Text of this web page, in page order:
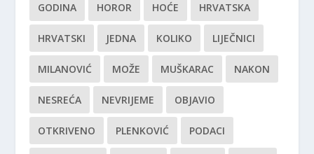
GODINA HOROR HOĆE HRVATSKA
HRVATSKI JEDNA KOLIKO LIJEČNICI
MILANOVIĆ MOŽE MUŠKARAC NAKON
NESREĆA NEVRIJEME OBJAVIO
OTKRIVENO PLENKOVIĆ PODACI